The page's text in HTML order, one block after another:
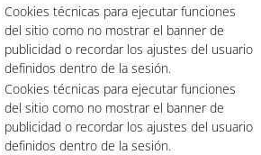
Cookies técnicas para ejecutar funciones
del sitio como no mostrar el banner de
publicidad o recordar los ajustes del usuario
definidos dentro de la sesión.
Cookies técnicas para ejecutar funciones
del sitio como no mostrar el banner de
publicidad o recordar los ajustes del usuario
definidos dentro de la sesión.